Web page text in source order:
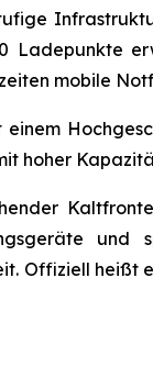
mobile
hoher
und
Offiziell